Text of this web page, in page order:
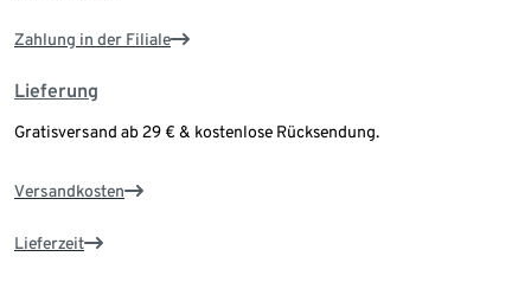
Zahlung in der Filiale
Lieferung
Gratisversand ab 29 € & kostenlose Rücksendung.
Versandkosten
Lieferzeit